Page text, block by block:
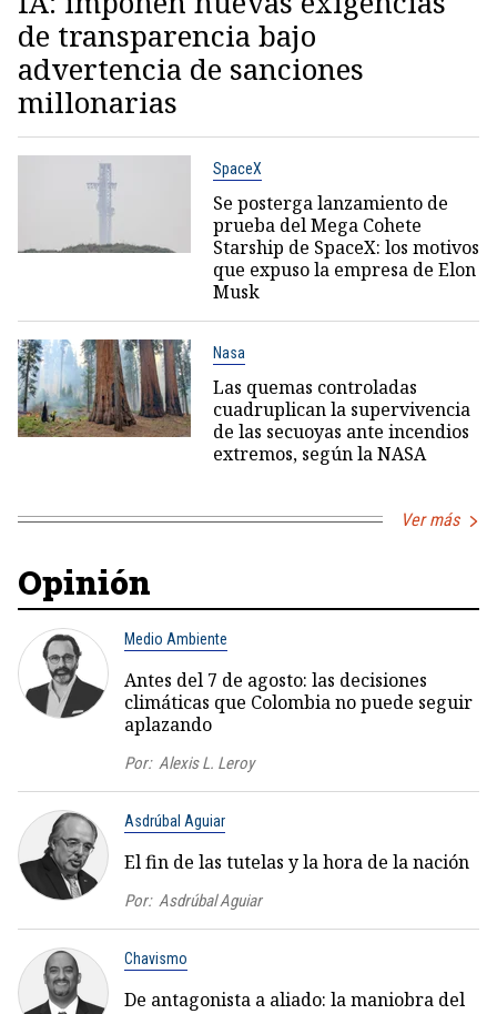
de transparencia bajo
advertencia de sanciones
millonarias
SpaceX
Se posterga lanzamiento de
prueba del Mega Cohete
Starship de SpaceX: los motivos
que expuso la empresa de Elon
Musk
Nasa
Las quemas controladas
cuadruplican la supervivencia
de las secuoyas ante incendios
extremos, según la NASA
Ver más
Opinión
Medio Ambiente
Antes del 7 de agosto: las decisiones
climáticas que Colombia no puede seguir
aplazando
Por: Alexis L. Leroy
Asdrúbal Aguiar
El fin de las tutelas y la hora de la nación
Por: Asdrúbal Aguiar
Chavismo
De antagonista a aliado: la maniobra del